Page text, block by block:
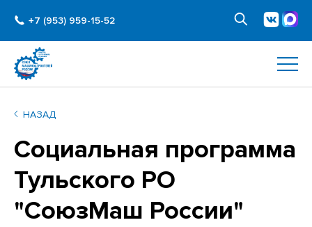
+7 (953) 959-15-52
НАЗАД
Социальная программа
Тульского РО
"СоюзМаш России"